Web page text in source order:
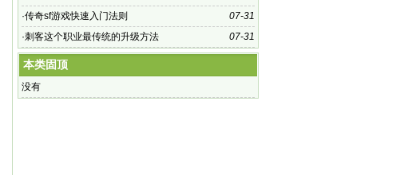
07-31
·传奇sf游戏快速入门法则
07-31
·刺客这个职业最传统的升级方法
本类固顶
没有